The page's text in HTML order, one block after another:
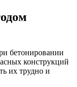
бетонировании
конструкций
их трудно и